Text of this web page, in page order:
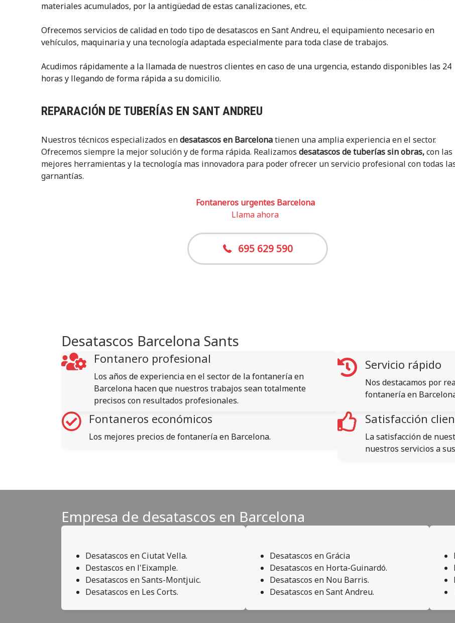
materiales acumulados, por la antigüedad de estas canalizaciones, etc.
Ofrecemos servicios de calidad en todo tipo de desatascos en Sant Andreu, el equipamiento necesario en
vehículos, maquinaria y una tecnología adaptada especialmente para toda clase de trabajos.
Acudimos rápidamente a la llamada de nuestros clientes en caso de una urgencia, estando disponibles las 24
horas y llegando de forma rápida a su domicilio.
REPARACIÓN DE TUBERÍAS EN SANT ANDREU
Nuestros técnicos especializados endesatascos en Barcelonatienen una amplia experiencia en el sector.
Ofrecemos siempre la mejor solución y de forma rápida. Realizamos desatascos de tuberías sin obras,con las
mejores herramientas y la tecnología mas innovadora para poder ofrecer un servicio profesional con todas
garnantías.
Fontaneros urgentes Barcelona
Llama ahora
695 629 590
Desatascos Barcelona Sants
Fontanero profesional
Los años de experiencia en el sector de la fontanería en
Barcelona hacen que nuestros trabajos sean totalmente
precisos con resultados profesionales.
Servicio rápido
Nos destacamos por
fontanería en
Fontaneros económicos
Los mejores precios de fontanería en Barcelona.
Satisfacción
La satisfacción de
nuestros servicios a
Empresa de desatascos en Barcelona
Desatascos en Ciutat Vella.
Destascos en l'Eixample.
Desatascos en Sants-Montjuic.
Desatascos en Les Corts.
Desatascos en Grácia
Desatascos en Horta-Guinardó.
Desatascos en Nou Barris.
Desatascos en Sant Andreu.